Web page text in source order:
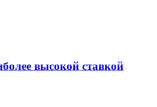
высокой ставкой